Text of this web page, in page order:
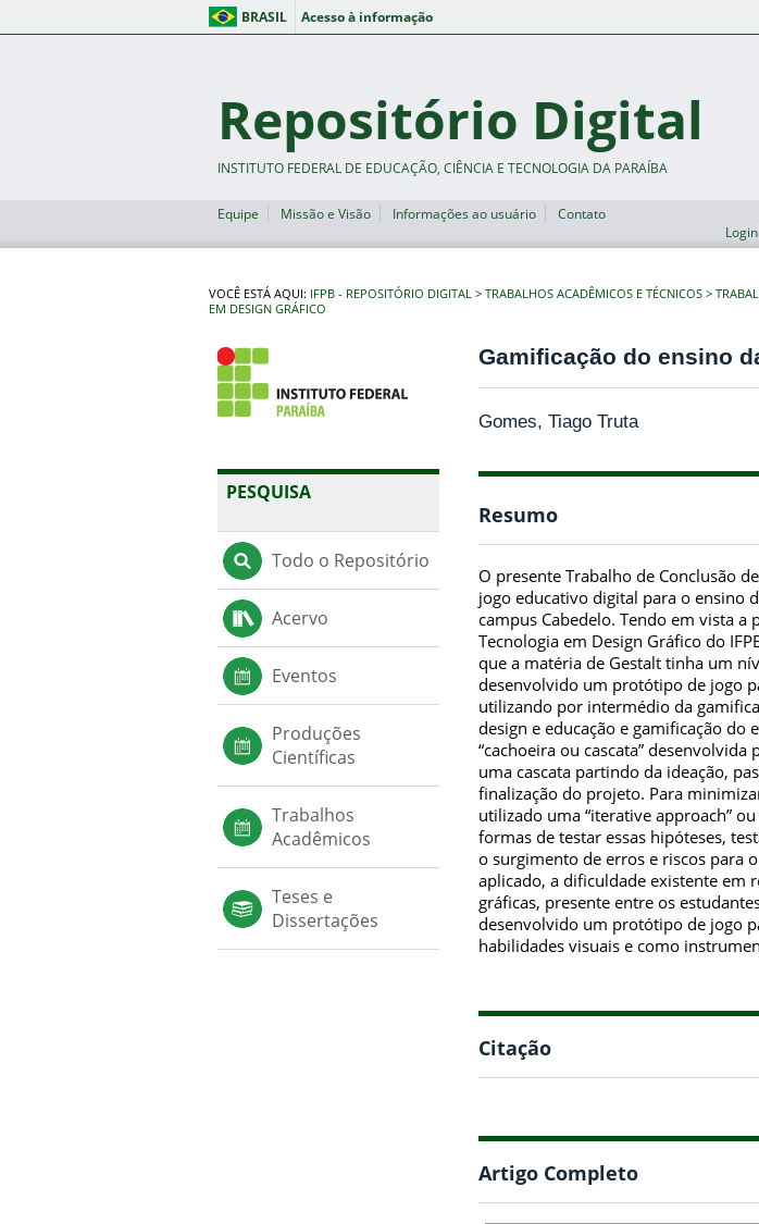
BRASIL Acesso à informação
Repositório Digital
INSTITUTO FEDERAL DE EDUCAÇÃO, CIÊNCIA E TECNOLOGIA DA PARAÍBA
Equipe Missão e Visão Informações ao usuário
Contato
VOCÊ ESTÁ AQUI: IFPB - REPOSITÓRIO DIGITAL TRABALHOS ACADÊMICOS E TÉCNICOS
EM DESIGN GRÁFICO
PESQUISA
Todo o Repositório
Acervo
Eventos
Produções
Científicas
Trabalhos
Acadêmicos
Teses e
Dissertações
Gamificação do ensino
Gomes, Tiago Truta
Resumo
O presente Trabalho de Conclusão
jogo educativo digital para o ensino
campus Cabedelo. Tendo em vista
Tecnologia em Design Gráfico do
que a matéria de Gestalt tinha um
desenvolvido um protótipo de jogo
utilizando por intermédio da
design e educação e gamificação do
“cachoeira ou cascata”
uma cascata partindo da ideação,
finalização do projeto. Para
utilizado uma “iterative approach”
formas de testar essas hipóteses,
o surgimento de erros e riscos para
aplicado, a dificuldade existente em
gráficas, presente entre os
desenvolvido um protótipo de jogo
habilidades visuais e como
Citação
Artigo Completo